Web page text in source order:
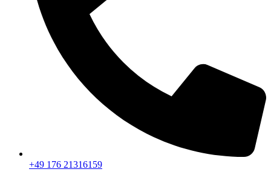
+49 176 21316159